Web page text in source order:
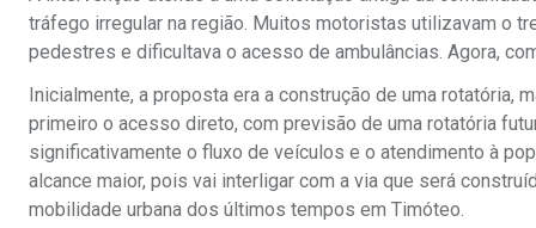
tráfego irregular na região. Muitos motoristas utilizavam o
pedestres e dificultava o acesso de ambulâncias. Agora,
Inicialmente, a proposta era a construção de uma rotatória,
primeiro o acesso direto, com previsão de uma rotatória
significativamente o fluxo de veículos e o atendimento à
alcance maior, pois vai interligar com a via que será
mobilidade urbana dos últimos tempos em Timóteo.